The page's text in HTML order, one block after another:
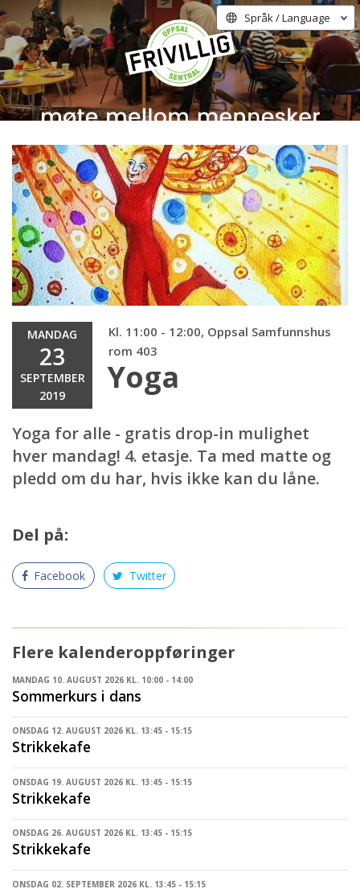
Språk / Language
MANDAG
23
SEPTEMBER
2019
Kl. 11:00 - 12:00, Oppsal Samfunnshus
rom 403
Yoga
Yoga for alle - gratis drop-in mulighet
hver mandag! 4. etasje. Ta med matte og
pledd om du har, hvis ikke kan du låne.
Del på:
Facebook Twitter
Flere kalenderoppføringer
MANDAG 10. AUGUST 2026 KL. 10:00 - 14:00
Sommerkurs i dans
ONSDAG 12. AUGUST 2026 KL. 13:45 - 15:15
Strikkekafe
ONSDAG 19. AUGUST 2026 KL. 13:45 - 15:15
Strikkekafe
ONSDAG 26. AUGUST 2026 KL. 13:45 - 15:15
Strikkekafe
ONSDAG 02. SEPTEMBER 2026 KL. 13:45 - 15:15